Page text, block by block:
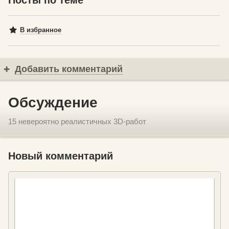
В избранное
Добавить комментарий
Обсуждение
15 невероятно реалистичных 3D-работ
Новый комментарий